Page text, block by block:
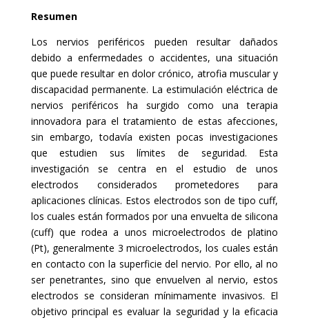
Resumen
Los nervios periféricos pueden resultar dañados
debido a enfermedades o accidentes, una situación
que puede resultar en dolor crónico, atrofia muscular y
discapacidad permanente. La estimulación eléctrica de
nervios periféricos ha surgido como una terapia
innovadora para el tratamiento de estas afecciones,
sin embargo, todavía existen pocas investigaciones
que estudien sus límites de seguridad. Esta
investigación se centra en el estudio de unos
electrodos considerados prometedores para
aplicaciones clínicas. Estos electrodos son de tipo cuff,
los cuales están formados por una envuelta de silicona
(cuff) que rodea a unos microelectrodos de platino
(Pt), generalmente 3 microelectrodos, los cuales están
en contacto con la superficie del nervio. Por ello, al no
ser penetrantes, sino que envuelven al nervio, estos
electrodos se consideran mínimamente invasivos. El
objetivo principal es evaluar la seguridad y la eficacia